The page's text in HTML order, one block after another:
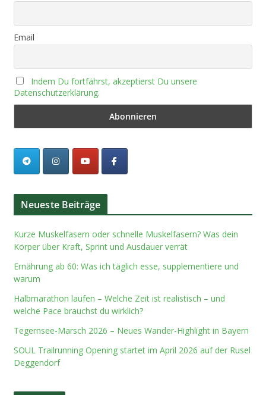
Email
Indem Du fortfährst, akzeptierst Du unsere
Datenschutzerklärung.
Neueste Beiträge
Kurze Muskelfasern oder schnelle Muskelfasern? Was dein
Körper über Kraft, Sprint und Ausdauer verrät
Ernährung ab 60: Was ich täglich esse, supplementiere und
warum
Halbmarathon laufen – Welche Zeit ist realistisch – und
welche Pace brauchst du wirklich?
Tegernsee-Marsch 2026 – Neues Wander-Highlight in Bayern
SOUL Trailrunning Opening startet im April 2026 auf der Rusel
Deggendorf